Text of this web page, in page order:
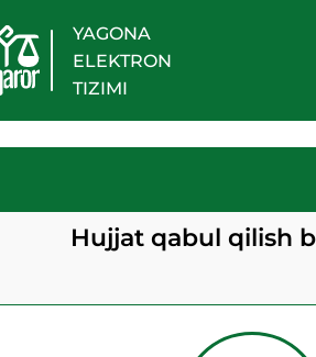
YAGONA
ELEKTRON
TIZIMI
Hujjat qabul qilish